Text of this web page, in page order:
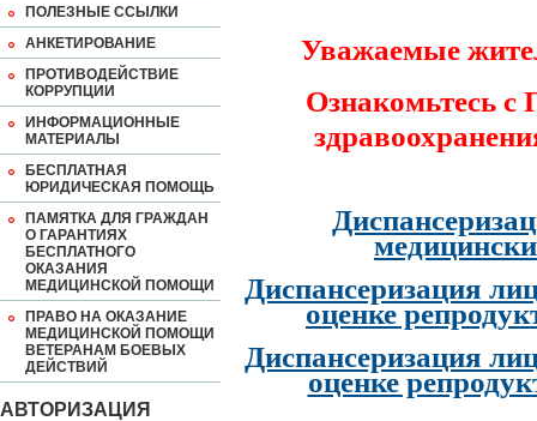
ПОЛЕЗНЫЕ ССЫЛКИ
АНКЕТИРОВАНИЕ
ПРОТИВОДЕЙСТВИЕ
КОРРУПЦИИ
ИНФОРМАЦИОННЫЕ
МАТЕРИАЛЫ
БЕСПЛАТНАЯ
ЮРИДИЧЕСКАЯ ПОМОЩЬ
ПАМЯТКА ДЛЯ ГРАЖДАН
О ГАРАНТИЯХ
БЕСПЛАТНОГО
ОКАЗАНИЯ
МЕДИЦИНСКОЙ ПОМОЩИ
ПРАВО НА ОКАЗАНИЕ
МЕДИЦИНСКОЙ ПОМОЩИ
ВЕТЕРАНАМ БОЕВЫХ
ДЕЙСТВИЙ
АВТОРИЗАЦИЯ
Уважаемые
Ознакомьтесь
Диспансеризация
оценке
Диспансеризация
оценке